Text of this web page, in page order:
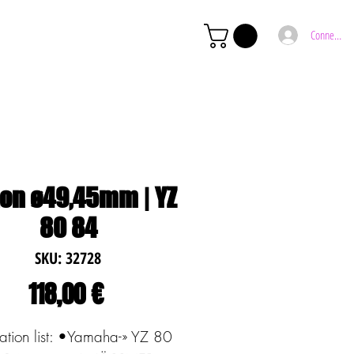
Connexion
ø49,45mm | YZ
80 84
SKU: 32728
118,00 €Preço
list: •Yamaha-» YZ 80